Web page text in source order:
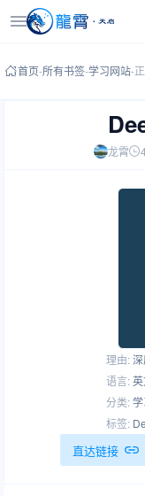
首页-所有书签-学习网站-
龙霄
理由:
语言:
分类:
标签:
直达链接